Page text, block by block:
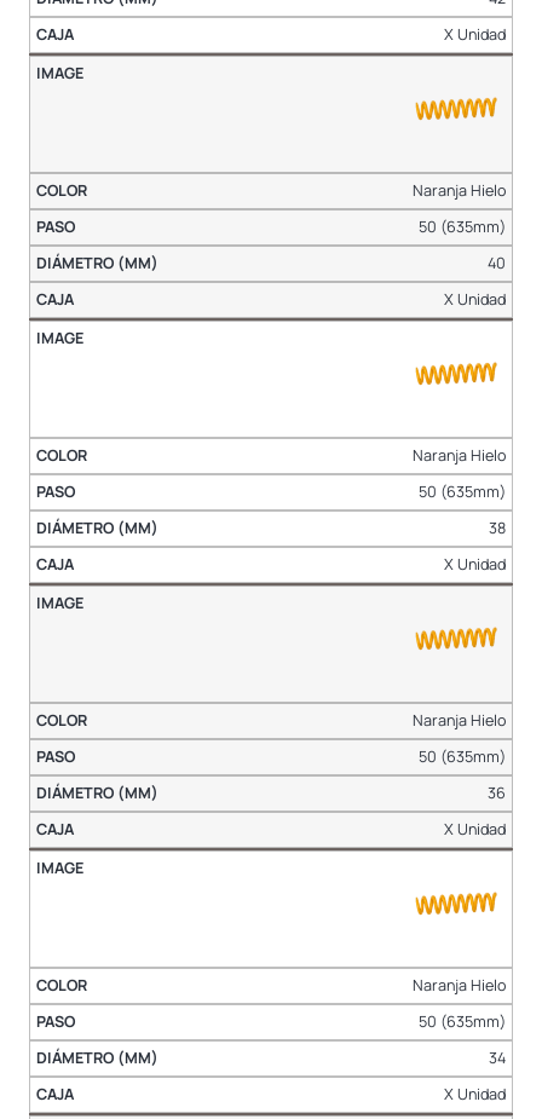
X Unidad
Naranja Hielo
50 (635mm)
40
X Unidad
Naranja Hielo
50 (635mm)
38
X Unidad
Naranja Hielo
50 (635mm)
36
X Unidad
Naranja Hielo
50 (635mm)
34
X Unidad